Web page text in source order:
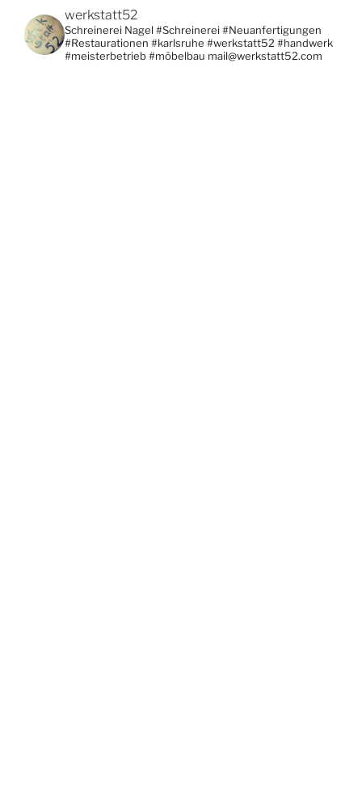
werkstatt52
Schreinerei Nagel#Schreinerei #Neuanfertigungen
#Restaurationen #karlsruhe #werkstatt52 #handwerk
#meisterbetrieb #möbelbau mail@werkstatt52.com